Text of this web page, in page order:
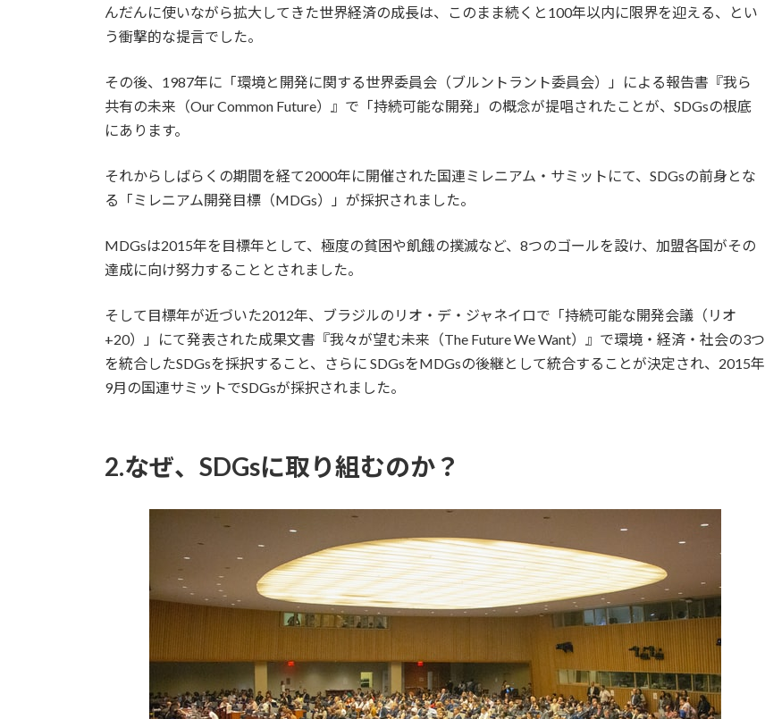
んだんに使いながら拡大してきた世界経済の成長は、このまま続くと100年以内に限界を迎える、とい
う衝撃的な提言でした。
その後、1987年に「環境と開発に関する世界委員会（ブルントラント委員会）」による報告書『我ら
共有の未来（Our Common Future）』で「持続可能な開発」の概念が提唱されたことが、SDGsの根底
にあります。
それからしばらくの期間を経て2000年に開催された国連ミレニアム・サミットにて、SDGsの前身とな
る「ミレニアム開発目標（MDGs）」が採択されました。
MDGsは2015年を目標年として、極度の貧困や飢餓の撲滅など、8つのゴールを設け、加盟各国がその
達成に向け努力することとされました。
そして目標年が近づいた2012年、ブラジルのリオ・デ・ジャネイロで「持続可能な開発会議（リオ
+20）」にて発表された成果文書『我々が望む未来（The Future We Want）』で環境・経済・社会の3つ
を統合したSDGsを採択すること、さらに SDGsをMDGsの後継として統合することが決定され、2015年
9月の国連サミットでSDGsが採択されました。
2.なぜ、SDGsに取り組むのか？